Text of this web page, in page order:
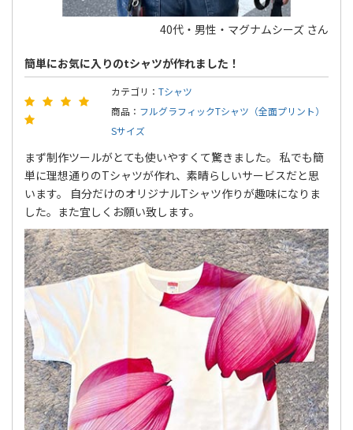
40代・男性・マグナムシーズ さん
簡単にお気に入りのtシャツが作れました！
カテゴリ： Tシャツ
商品： フルグラフィックTシャツ（全面プリント）
Sサイズ
まず制作ツールがとても使いやすくて驚きました。 私でも簡
単に理想通りのTシャツが作れ、素晴らしいサービスだと思
います。 自分だけのオリジナルTシャツ作りが趣味になりま
した。また宜しくお願い致します。